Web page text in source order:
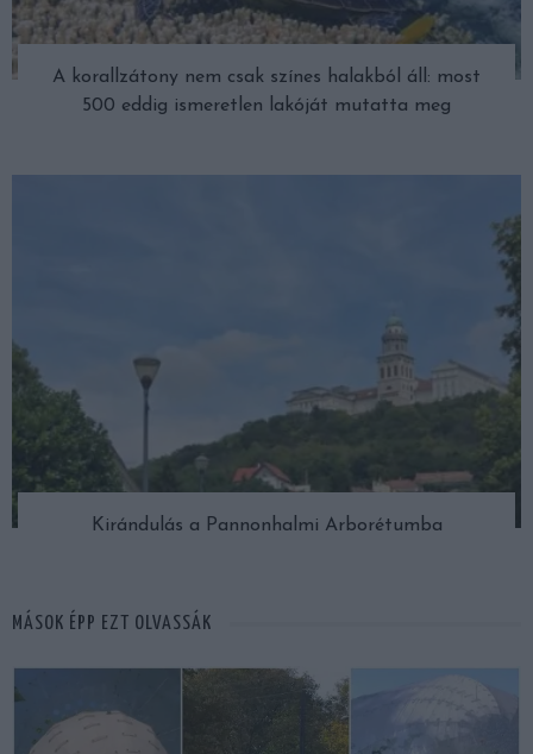
A korallzátony nem csak színes halakból áll: most
500 eddig ismeretlen lakóját mutatta meg
Kirándulás a Pannonhalmi Arborétumba
MÁSOK ÉPP EZT OLVASSÁK